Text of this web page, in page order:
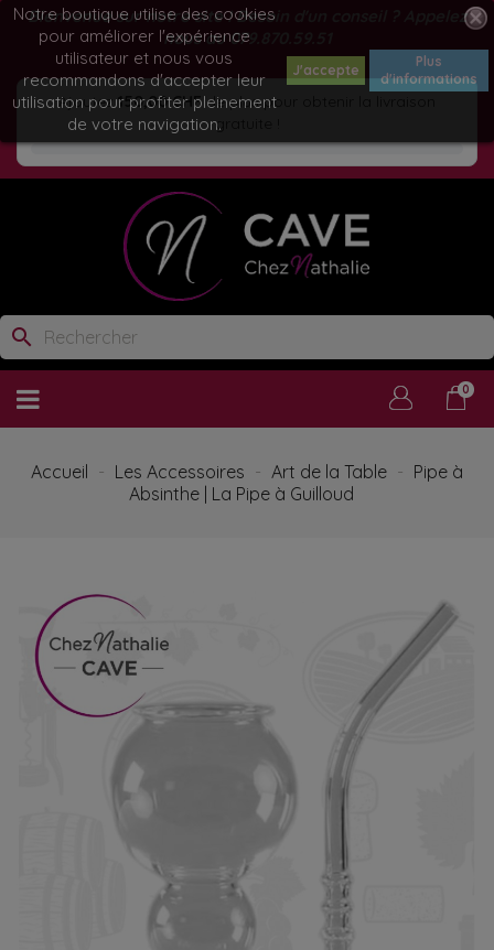
Bienvenue sur notre site ! Besoin d'un conseil ? Appelez
nous au 079.870.59.51
Ajoutez150,00 CHFde plus pour obtenir la livraison
gratuite !
search
Notre boutique utilise des cookies
pour améliorer l'expérience
utilisateur et nous vous
recommandons d'accepter leur
utilisation pour profiter pleinement
de votre navigation.
J'accepte
Plus
d'informations
0
Accueil Les Accessoires Art de la Table
Pipe à
Absinthe | La Pipe à Guilloud